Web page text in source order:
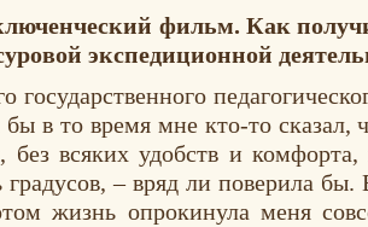
фильм. Как
экспедиционной
в то время мне кто-то сказал,
всяких удобств и
– вряд ли поверила
жизнь опрокинула меня